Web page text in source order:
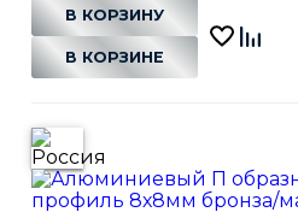
В КОРЗИНУ
В КОРЗИНЕ